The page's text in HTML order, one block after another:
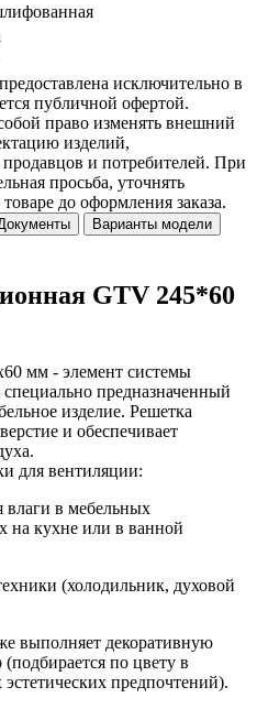
исключительно в
публичной офертой.
право изменять внешний
изделий,
и потребителей. При
просьба, уточнять
до оформления заказа.
Варианты модели
GTV 245*60
мм - элемент системы
предназначенный
изделие. Решетка
и обеспечивает
для вентиляции:
влаги в мебельных
на кухне или в ванной
(холодильник, духовой
выполняет декоративную
по цвету в
предпочтений).